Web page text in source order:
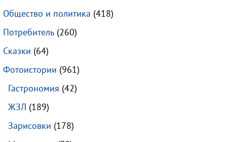
Общество и политика (418)
Потребитель(260)
Сказки (64)
Фотоистории (961)
Гастрономия (42)
ЖЗЛ (189)
Зарисовки (178)